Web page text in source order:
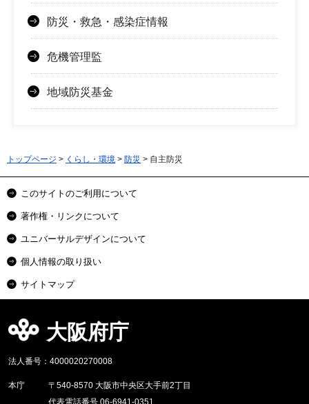
防災・救急・感染症情報
危機管理監
地域防災基金
トップページ > くらし・環境 > 防災 > 自主防災
このサイトのご利用について
著作権・リンクについて
ユニバーサルデザインについて
個人情報の取り扱い
サイトマップ
大阪府庁
法人番号：4000020270008
本庁
〒540-8570 大阪市中央区大手前2丁目
代表電話番号 06-6941-0351